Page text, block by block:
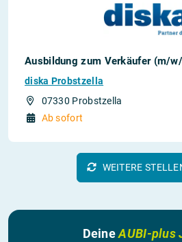
Ausbildung zum Verkäufer (m/
diska Probstzella
07330 Probstzella
Ab sofort
WEITERE
DeineAUBI-plus